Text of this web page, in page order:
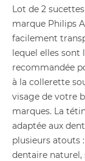
Lot de 2
marque Philips
facilement
lequel elles sont
recommandée
à la collerette
visage de votre
marques. La
adaptée aux
plusieurs atouts
dentaire